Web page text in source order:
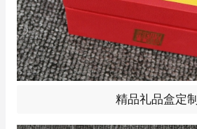
精品礼品盒定制